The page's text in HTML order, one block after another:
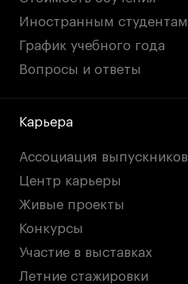
Иностранным студентам
График учебного года
Вопросы и ответы
Карьера
Ассоциация выпускников
Центр карьеры
Живые проекты
Конкурсы
Участие в выставках
Летние стажировки